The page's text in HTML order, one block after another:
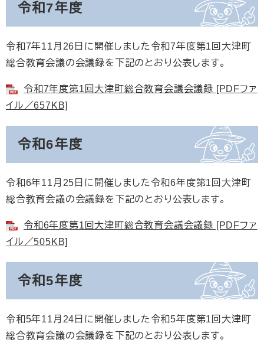
令和7年度
令和7年11月26日に開催しました令和7年度第1回大津町
総合教育会議の会議録を下記のとおり公表します。
令和7年度第1回大津町総合教育会議会議録 [PDFファ
イル／657KB]
令和6年度
令和6年11月25日に開催しました令和6年度第1回大津町
総合教育会議の会議録を下記のとおり公表します。
令和6年度第1回大津町総合教育会議会議録 [PDFファ
イル／505KB]
令和5年度
令和5年11月24日に開催しました令和5年度第1回大津町
総合教育会議の会議録を下記のとおり公表します。